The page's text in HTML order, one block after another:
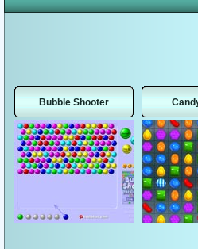
Bubble Shooter